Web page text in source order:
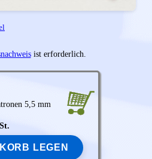
ist erforderlich.
5,5 mm
LEGEN